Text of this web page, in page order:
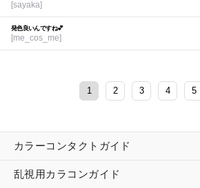
[sayaka]
発色良いんですね💕︎
[me_cos_me]
1 2 3 4 5
カラーコンタクトガイド
乱視用カラコンガイド